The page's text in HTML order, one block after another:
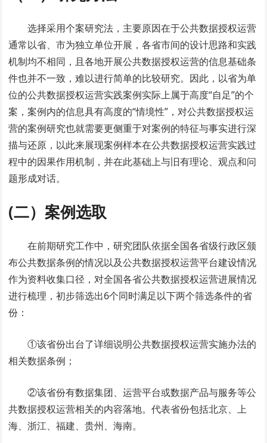
选择采用个案研究法，主要原因在于公共数据授权运营
通常以省、市为独立单位开展，各省市间的设计思路和实践
机制均不相同，且各地开展公共数据授权运营的信息基础条
件也并不一致，难以进行简单的比较研究。因此，以省为单
位的公共数据授权运营实践案例实际上属于高度“自足”的个
案，案例内的信息具有高度的“情境性”，对公共数据授权运
营的案例研究也就需要更侧重于对案例的特征与事实进行深
描与还原，以此来展现案例样本在公共数据授权运营实践过
程中的因果作用机制，并在此基础上与旧有理论、观点和问
题形成对话。
(二）案例选取
在前期研究工作中，研究团队依据全国各省级行政区颁
布公共数据条例的情况以及公共数据授权运营平台建设情况
作为资料收集口径，对全国各省公共数据授权运营进展情况
进行梳理，初步筛选出6个同时满足以下两个筛选条件的省
份：
①该省份出台了详细说明公共数据授权运营实施办法的
相关数据条例；
②该省份有数据集团、运营平台或数据产品与服务等公
共数据授权运营相关的内容落地。代表省份包括北京、上
海、浙江、福建、贵州、海南。